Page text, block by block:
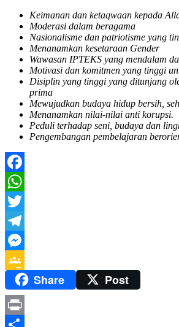
Keimanan dan ketaqwaan kepada
Moderasi dalam beragama
Nasionalisme dan patriotisme yang
Menanamkan kesetaraan Gender
Wawasan IPTEKS yang mendalam
Motivasi dan komitmen yang tinggi
Disiplin yang tinggi yang ditunjang
prima
Mewujudkan budaya hidup bersih,
Menanamkan nilai-nilai anti korupsi.
Peduli terhadap seni, budaya dan
Pengembangan pembelajaran
Facebook
WhatsApp
Twitter
Telegram
Messenger
Google
Classroom
Share Post
Print